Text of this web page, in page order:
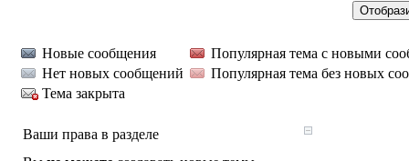
Новые сообщения
Популярная тема с новыми
Нет новых сообщений
Популярная тема без новых
Тема закрыта
Ваши права в разделе